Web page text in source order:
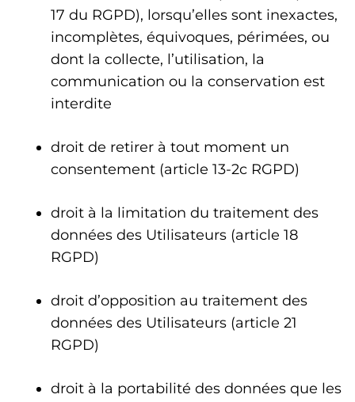
17 du RGPD), lorsqu’elles sont inexactes,
incomplètes, équivoques, périmées, ou
dont la collecte, l’utilisation, la
communication ou la conservation est
interdite
droit de retirer à tout moment un
consentement (article 13-2c RGPD)
droit à la limitation du traitement des
données des Utilisateurs (article 18
RGPD)
droit d’opposition au traitement des
données des Utilisateurs (article 21
RGPD)
droit à la portabilité des données que les